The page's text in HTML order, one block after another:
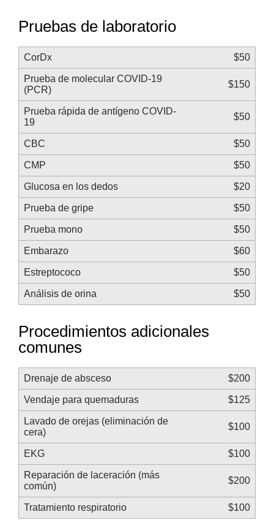
Pruebas de laboratorio
CorDx $50
Prueba de molecular COVID-19
(PCR)
$150
Prueba rápida de antígeno COVID-
19
$50
CBC $50
CMP $50
Glucosa en los dedos $20
Prueba de gripe $50
Prueba mono $50
Embarazo $60
Estreptococo $50
Análisis de orina $50
Procedimientos adicionales
comunes
Drenaje de absceso $200
Vendaje para quemaduras $125
Lavado de orejas (eliminación de
cera)
$100
EKG $100
Reparación de laceración (más
común)
$200
Tratamiento respiratorio $100